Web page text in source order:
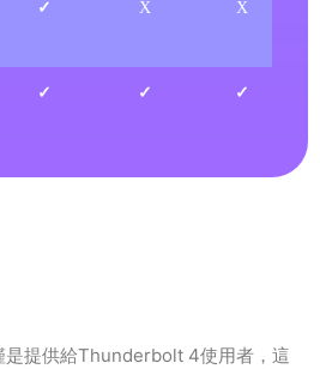
✓ X X
✓ ✓ ✓
提供給Thunderbolt 4使用者，這